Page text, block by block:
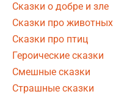
Сказки о добре и зле
Сказки про животных
Сказки про птиц
Героические сказки
Смешные сказки
Страшные сказки